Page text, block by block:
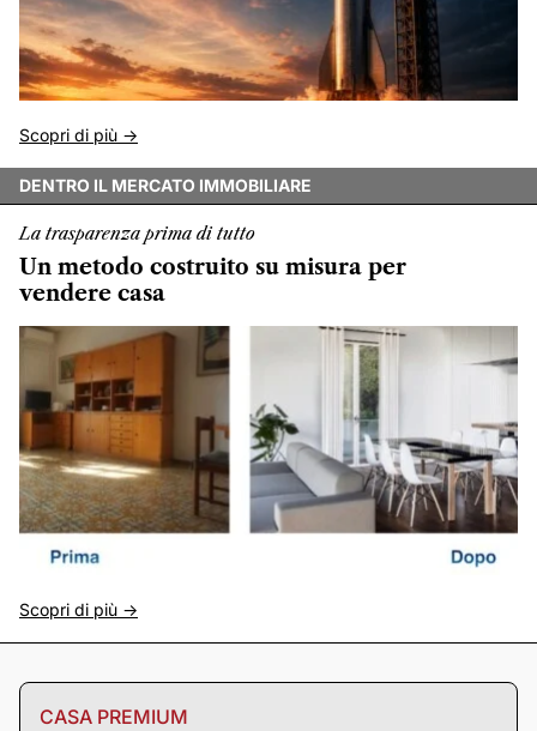
Scopri di più ->
DENTRO IL MERCATO IMMOBILIARE
La trasparenza prima di tutto
Un metodo costruito su misura per
vendere casa
Scopri di più ->
CASA PREMIUM